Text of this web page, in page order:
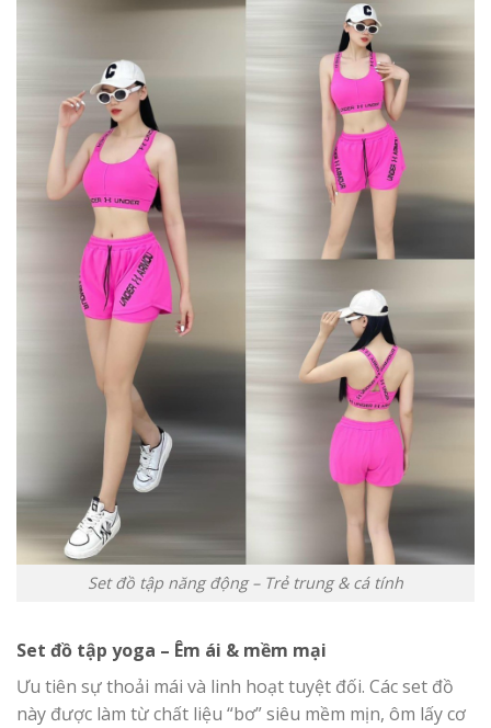
Set đồ tập năng động – Trẻ trung & cá tính
Set đồ tập yoga – Êm ái & mềm mại
Ưu tiên sự thoải mái và linh hoạt tuyệt đối. Các set đồ
này được làm từ chất liệu “bơ” siêu mềm mịn, ôm lấy cơ